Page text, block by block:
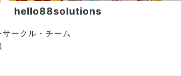
hello88solutions
サークル・チーム